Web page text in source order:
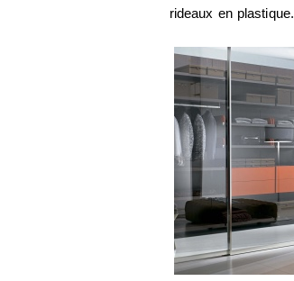
rideaux en plastique.